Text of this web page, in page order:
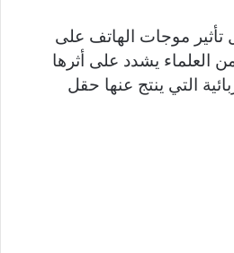
موجات الهاتف على
العلماء يشدد على أثرها
التي ينتج عنها حقل